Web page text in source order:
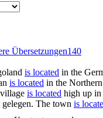
Übersetzungen140
is located in the
is located in the
is located high up in
gelegen. The town is